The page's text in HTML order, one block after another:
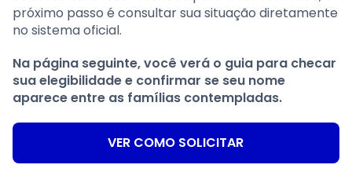
próximo passo é consultar sua situação diretamente
no sistema oficial.
Na página seguinte, você verá o guia para checar
sua elegibilidade e confirmar se seu nome
aparece entre as famílias contempladas.
VER COMO SOLICITAR